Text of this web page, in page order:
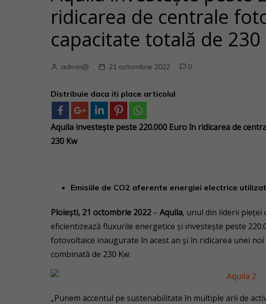
ridicarea de centrale
capacitate totală de 230
admin@ 21 octombrie 2022 0
Distribuie daca iti place articolul
Aquila investește peste 220.000 Euro în ridicarea de
230 Kw
Emisiile de CO2 aferente energiei electrice
Ploiești, 21 octombrie 2022 – Aquila, unul din liderii pieței
eficientizează fluxurile energetice și investește peste
fotovoltaice inaugurate în acest an și în ridicarea unei
combinată de 230 Kw.
„Punem accentul pe sustenabilitate în multiple arii de